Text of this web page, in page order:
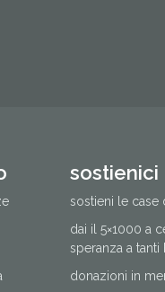
sostienici
sostieni le case
dai il 5×1000 a
speranza a tanti
donazioni in